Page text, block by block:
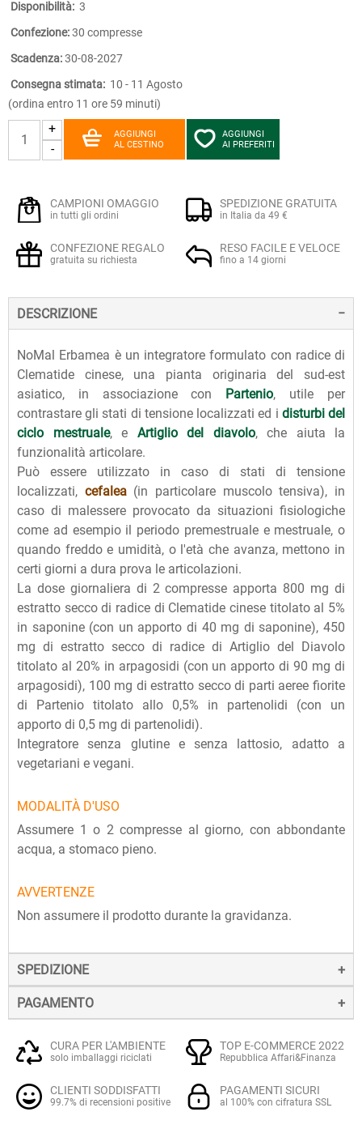
Disponibilità: 3
Confezione:30 compresse
Scadenza:30-08-2027
Consegna stimata: 10 - 11 Agosto
(ordina entro 11 ore 59 minuti)
+
-
AGGIUNGI
AL CESTINO
AGGIUNGI
AI PREFERITI
CAMPIONI OMAGGIO
in tutti gli ordini
SPEDIZIONE GRATUITA
in Italia da 49 €
CONFEZIONE REGALO
gratuita su richiesta
RESO FACILE E VELOCE
fino a 14 giorni
DESCRIZIONE
NoMal Erbamea è un integratore formulato con radice di
Clematide cinese, una pianta originaria del sud-est
asiatico, in associazione con Partenio, utile per
contrastare gli stati di tensione localizzati ed i disturbi del
ciclo mestruale, e Artiglio del diavolo, che aiuta la
funzionalità articolare.
Può essere utilizzato in caso di stati di tensione
localizzati, cefalea(in particolare muscolo tensiva), in
caso di malessere provocato da situazioni fisiologiche
come ad esempio il periodo premestruale e mestruale, o
quando freddo e umidità, o l'età che avanza, mettono in
certi giorni a dura prova le articolazioni.
La dose giornaliera di 2 compresse apporta 800 mg di
estratto secco di radice di Clematide cinese titolato al 5%
in saponine (con un apporto di 40 mg di saponine), 450
mg di estratto secco di radice di Artiglio del Diavolo
titolato al 20% in arpagosidi (con un apporto di 90 mg di
arpagosidi), 100 mg di estratto secco di parti aeree fiorite
di Partenio titolato allo 0,5% in partenolidi (con un
apporto di 0,5 mg di partenolidi).
Integratore senza glutine e senza lattosio, adatto a
vegetariani e vegani.
MODALITÀ D'USO
Assumere 1 o 2 compresse al giorno, con abbondante
acqua, a stomaco pieno.
AVVERTENZE
Non assumere il prodotto durante la gravidanza.
SPEDIZIONE
La spedizione dei prodotti avviene entro 24 ore dall'ordine
(sabato e festivi esclusi), tramite corriere SDA.
Quando l'ordine sarà spedito, riceverai una e-mail di
conferma, contenente un link alla tracciatura online
dell'invio, che ti permetterà di verificare in tempo reale lo
stato della spedizione.
PAGAMENTO
Il pagamento degli ordini può avvenire:
altre carte prepagate abilitate), su server sicuro Paypal.
CURA PER L'AMBIENTE
solo imballaggi riciclati
TOP E-COMMERCE 2022
Repubblica Affari&Finanza
CLIENTI SODDISFATTI
99.7% di recensioni positive
PAGAMENTI SICURI
al 100% con cifratura SSL